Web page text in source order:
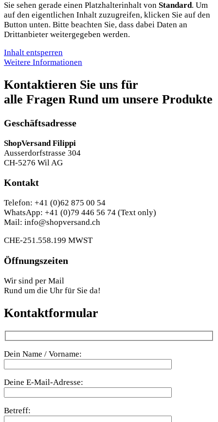
Sie sehen gerade einen Platzhalterinhalt von Standard. Um
auf den eigentlichen Inhalt zuzugreifen, klicken Sie auf den
Button unten. Bitte beachten Sie, dass dabei Daten an
Drittanbieter weitergegeben werden.
Inhalt entsperren
Weitere Informationen
Kontaktieren Sie uns für
alle Fragen Rund um unsere Produkte
Geschäftsadresse
ShopVersand Filippi
Ausserdorfstrasse 304
CH-5276 Wil AG
Kontakt
Telefon: +41 (0)62 875 00 54
WhatsApp: +41 (0)79 446 56 74 (Text only)
Mail: info@shopversand.ch
CHE-251.558.199 MWST
Öffnungszeiten
Wir sind per Mail
Rund um die Uhr für Sie da!
Kontaktformular
Dein Name / Vorname:
Deine E-Mail-Adresse:
Betreff: